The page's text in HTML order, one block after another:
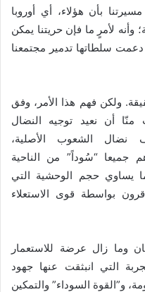
بأن هؤلاء، أي أوروبا
وأنه لأمرٍ ما فإن حريتنا يمكن
دعمت سلطاتها تدمير مجتمعنا
ولكن فهم هذا الأمر، وفق
منّا أن نعيد توجيه النضال
نضال الشعوب الأصلية،
جميعا “سُوداً” من الناحية
ما يساوي حجم الوحشية التي
بواسطة قوى الاستعلاء
وما زال عرضة للاستعمار
التي انبثقت عنها جهود
و”القوة السوداء” والتمكين